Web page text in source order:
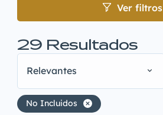
Ver filtros
29 Resultados
Relevantes
No Incluidos